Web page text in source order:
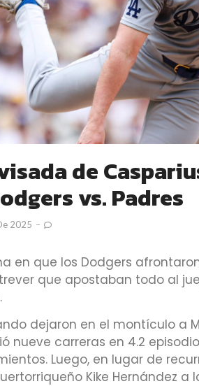
de
vs. Padres
2025
en que los Dodgers
que apostaban todo al
dejaron en el montículo a
nueve carreras en 4.2
Luego, en lugar de
Kike Hernández a